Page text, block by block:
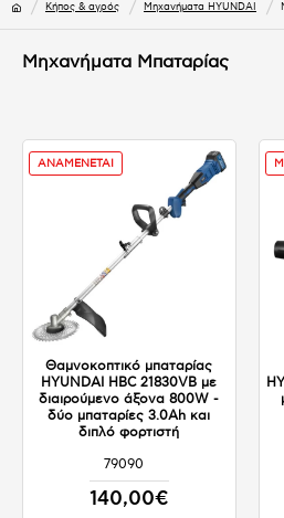
Κήπος & αγρός Μηχανήματα HYUNDAI
Μηχανήματα Μπαταρίας
ΑΝΑΜΕΝΕΤΑΙ
79090
Θαμνοκοπτικό μπαταρίας
HYUNDAI HBC 21830VB με
διαιρούμενο άξονα 800W -
δύο μπαταρίες 3.0Ah και
διπλό φορτιστή
140,00€